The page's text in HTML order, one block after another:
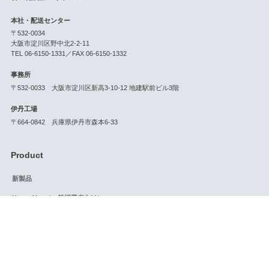
本社・配送センター
〒532-0034
大阪市淀川区野中北2-2-11
TEL 06-6150-1331／FAX 06-6150-1332
事務所
〒532-0033 大阪市淀川区新高3-10-12 地建駅前ビル3階
伊丹工場
〒664-0842 兵庫県伊丹市森本6-33
Product
新製品
Home Use（一般消費者向け）